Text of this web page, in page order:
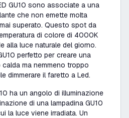
GU10 sono associate a una
che non emette molta
superato. Questo spot da
di colore di 4000K
alla luce naturale del giorno.
perfetto per creare una
ma nemmeno troppo
dimmerare il faretto a Led.
ha un angolo di illuminazione
di una lampadina GU10
la luce viene irradiata. Un